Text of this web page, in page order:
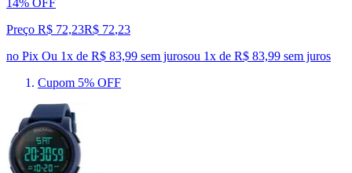
14% OFF
Preço R$ 72,23R$ 72,23
no Pix Ou 1x de R$ 83,99 sem jurosou 1x de R$ 83,99 sem juros
Cupom 5% OFF